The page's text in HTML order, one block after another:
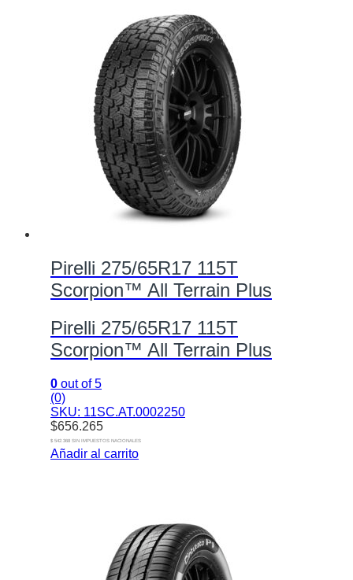
Pirelli 275/65R17 115T
Scorpion™ All Terrain Plus
Pirelli 275/65R17 115T
Scorpion™ All Terrain Plus
0 out of 5
(0)
SKU: 11SC.AT.0002250
$656.265
$ 542.368 SIN IMPUESTOS NACIONALES
Añadir al carrito